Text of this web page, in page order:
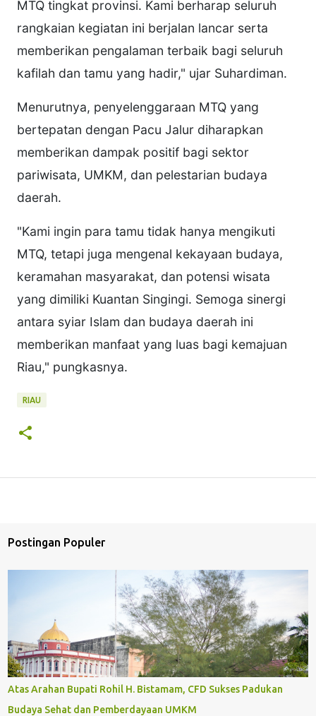
MTQ tingkat provinsi. Kami berharap seluruh
rangkaian kegiatan ini berjalan lancar serta
memberikan pengalaman terbaik bagi seluruh
kafilah dan tamu yang hadir," ujar Suhardiman.
Menurutnya, penyelenggaraan MTQ yang
bertepatan dengan Pacu Jalur diharapkan
memberikan dampak positif bagi sektor
pariwisata, UMKM, dan pelestarian budaya
daerah.
"Kami ingin para tamu tidak hanya mengikuti
MTQ, tetapi juga mengenal kekayaan budaya,
keramahan masyarakat, dan potensi wisata
yang dimiliki Kuantan Singingi. Semoga sinergi
antara syiar Islam dan budaya daerah ini
memberikan manfaat yang luas bagi kemajuan
Riau," pungkasnya.
RIAU
Postingan Populer
Atas Arahan Bupati Rohil H. Bistamam, CFD Sukses Padukan
Budaya Sehat dan Pemberdayaan UMKM